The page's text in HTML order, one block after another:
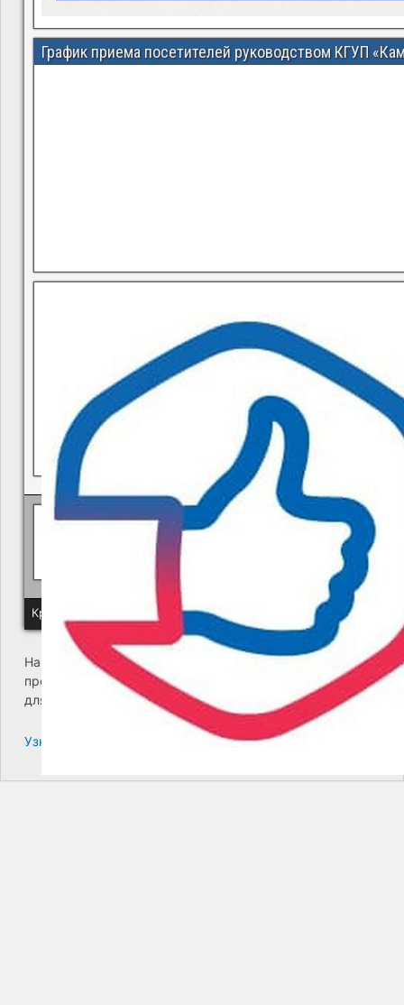
График приема посетителей руководством КГУП
В квитанциях ошибки, в подъезде мусор, сотрудники
Политика КГУП "Камчатский водоканал" в отношении
Краевое государственное унитарное предприятие
На сайте возникла критическая ошибка. Пожалуйста,
проверьте входящие сообщения почты администратора
для дальнейших инструкций.
Узнайте больше про решение проблем с WordPress.